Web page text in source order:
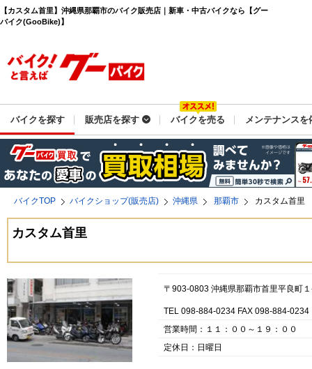
【カスタム首里】沖縄県那覇市のバイク販売店｜新車・中古バイクなら【グー
バイク(GooBike)】
バイクを探す 販売店を探す バイクを売る メンテナンスを
バイクTOP バイクショップ(販売店) 沖縄県 那覇市 カスタム首里
カスタム首里
〒903-0803 沖縄県那覇市首里平良町
TEL 098-884-0234 FAX 098-884-0234
営業時間：１１：００～１９：００
定休日：日曜日